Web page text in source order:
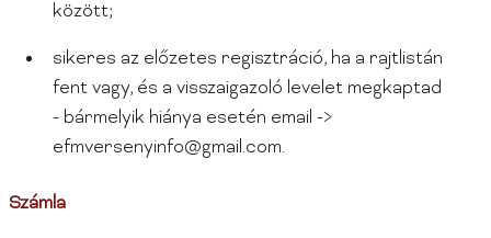
között;
sikeres az előzetes regisztráció, ha a rajtlistán
fent vagy, és a visszaigazoló levelet megkaptad
- bármelyik hiánya esetén email ->
efmversenyinfo@gmail.com.
Számla